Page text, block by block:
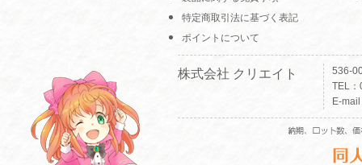
特定商取引法に基づく表記
ポイントについて
株式会社 クリエイト
536-
TEL
E-